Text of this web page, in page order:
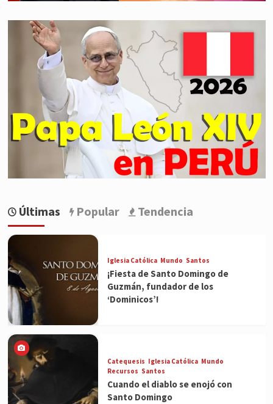
Últimas Popular Tendencia
Iglesia Católica Mundo Santos
¡Fiesta de Santo Domingo de
Guzmán, fundador de los
‘Dominicos’!
Catequesis Iglesia Católica Mundo
Recursos Santos
Cuando el diablo se enojó con
Santo Domingo